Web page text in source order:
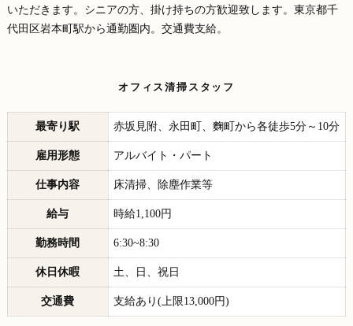
いただきます。シニアの方、掛け持ちの方歓迎致します。東京都千
代田区岩本町駅から通勤圏内。交通費支給。
オフィス清掃スタッフ
最寄り駅 赤坂見附、永田町、麴町から各徒歩5分～10分
雇用形態 アルバイト・パート
仕事内容 床清掃、除塵作業等
給与 時給1,100円
勤務時間 6:30~8:30
休日休暇 土、日、祝日
交通費 支給あり(上限13,000円)